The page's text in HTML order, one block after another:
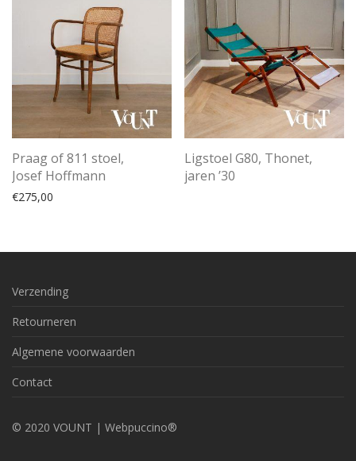
Praag of 811 stoel,
Josef Hoffmann
€275,00
Ligstoel G80, Thonet,
jaren ’30
Verzending
Retourneren
Algemene voorwaarden
Contact
© 2020 VOUNT | Webpuccino®